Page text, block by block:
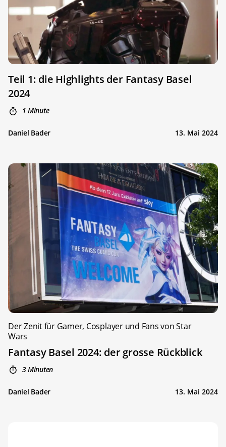
Teil 1: die Highlights der Fantasy Basel
2024
1 Minute
Daniel Bader 13. Mai 2024
Der Zenit für Gamer, Cosplayer und Fans von Star
Wars
Fantasy Basel 2024: der grosse Rückblick
3 Minuten
Daniel Bader 13. Mai 2024